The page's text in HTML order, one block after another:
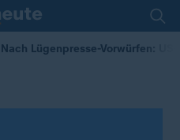
Nach Lügenpresse-Vorwürfen:
Trump